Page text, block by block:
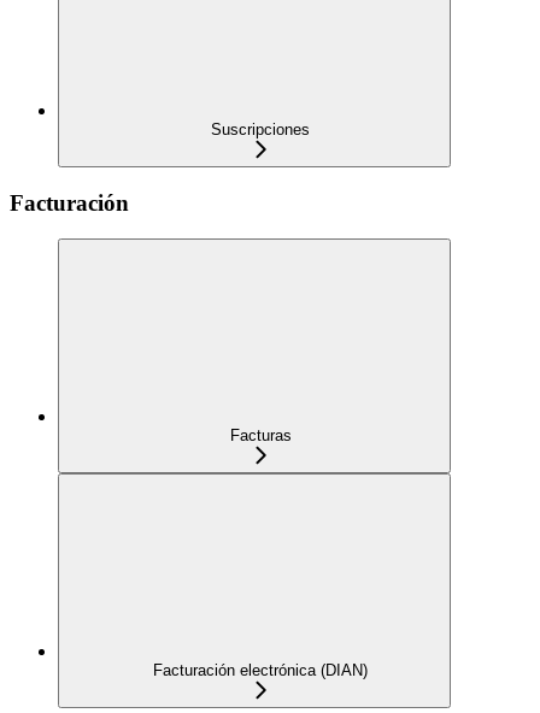
Suscripciones
Facturación
Facturas
Facturación electrónica (DIAN)